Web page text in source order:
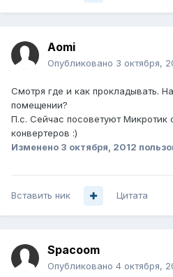
Aomi
Опубликовано 3 октября,
Смотря где и как прокладывать.
помещении?
П.с. Сейчас посоветуют Микротик
конвертеров :)
Изменено 3 октября, 2012
Вставить ник Цитата
Spacoom
Опубликовано 4 октября,